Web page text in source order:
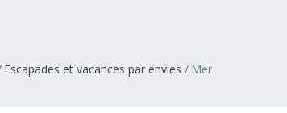
Escapades et vacances par envies Mer